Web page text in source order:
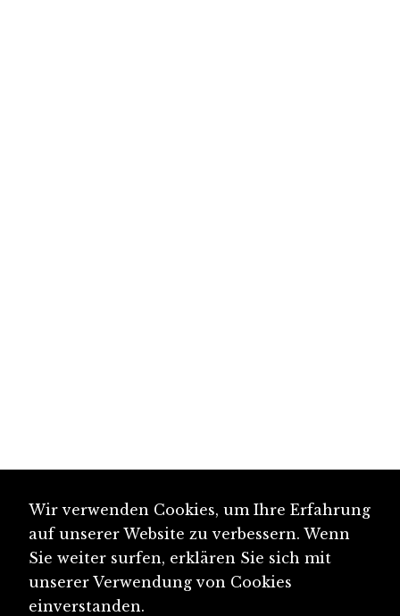
Wir verwenden Cookies, um Ihre Erfahrung
auf unserer Website zu verbessern. Wenn
Sie weiter surfen, erklären Sie sich mit
unserer Verwendung von Cookies
einverstanden.